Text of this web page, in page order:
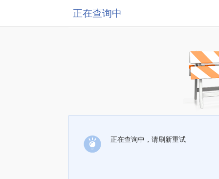
正在查询中
正在查询中，请刷新重试